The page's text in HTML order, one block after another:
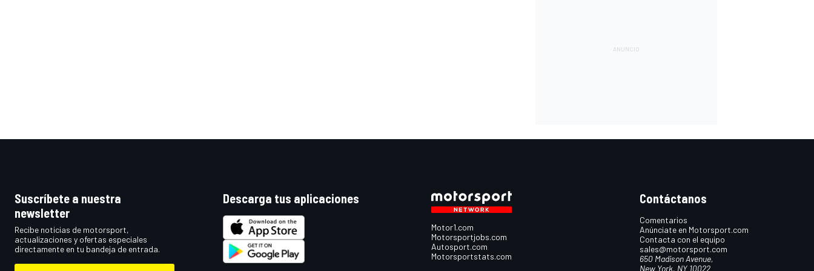
Suscríbete a nuestra
newsletter
Recibe noticias de motorsport,
actualizaciones y ofertas especiales
directamente en tu bandeja de entrada.
Descarga tus aplicaciones
Motor1.com
Motorsportjobs.com
Autosport.com
Motorsportstats.com
Contáctanos
Comentarios
Anúnciate en Motorsport.com
Contacta con el equipo
sales@motorsport.com
650 Madison Avenue,
New York, NY 10022